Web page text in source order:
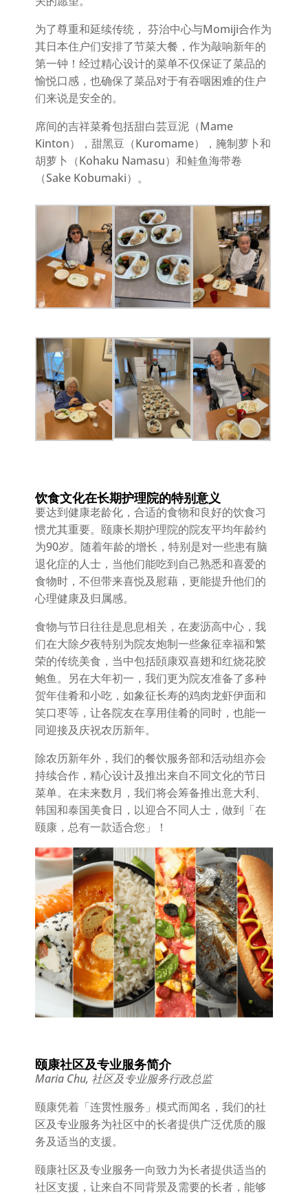
为了尊重和延续传统， 芬治中心与Momiji合作为
其日本住户们安排了节菜大餐，作为敲响新年的
第一钟！经过精心设计的菜单不仅保证了菜品的
愉悦口感，也确保了菜品对于有吞咽困难的住户
们来说是安全的。
席间的吉祥菜肴包括甜白芸豆泥（Mame
Kinton），甜黑豆（Kuromame），腌制萝卜和
胡萝卜（Kohaku Namasu）和鲑鱼海带卷
（Sake Kobumaki）。
饮食文化在长期护理院的特别意义
要达到健康老龄化，合适的食物和良好的饮食习
惯尤其重要。颐康长期护理院的院友平均年龄约
为90岁。随着年龄的增长，特别是对一些患有脑
退化症的人士，当他们能吃到自己熟悉和喜爱的
食物时，不但带来喜悦及慰藉，更能提升他们的
心理健康及归属感。
食物与节日往往是息息相关，在麦沥高中心，我
们在大除夕夜特别为院友炮制一些象征幸福和繁
荣的传统美食，当中包括頣康双喜翅和红烧花胶
鲍鱼。另在大年初一，我们更为院友准备了多种
贺年佳肴和小吃，如象征长寿的鸡肉龙虾伊面和
笑口枣等，让各院友在享用佳肴的同时，也能一
同迎接及庆祝农历新年。
除农历新年外，我们的餐饮服务部和活动组亦会
持续合作，精心设计及推出来自不同文化的节日
菜单。在未来数月，我们将会筹备推出意大利、
韩国和泰国美食日，以迎合不同人士，做到「在
颐康，总有一款适合您」！
颐康社区及专业服务简介
Maria Chu, 社区及专业服务行政总监
颐康凭着「连贯性服务」模式而闻名，我们的社
区及专业服务为社区中的长者提供广泛优质的服
务及适当的支援。
颐康社区及专业服务一向致力为长者提供适当的
社区支援，让来自不同背景及需要的长者，能够